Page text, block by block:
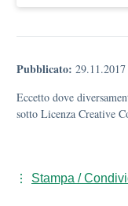
Pubblicato: 29.11.2017
Eccetto dove
sotto Licenza Creative
Stampa /